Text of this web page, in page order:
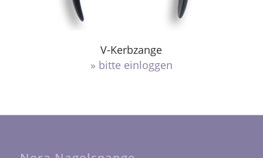
V-Kerbzange
» bitte einloggen